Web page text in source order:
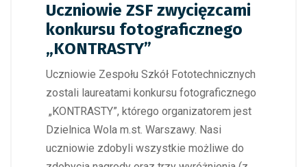
Uczniowie ZSF zwycięzcami
konkursu fotograficznego
„KONTRASTY”
Uczniowie Zespołu Szkół Fototechnicznych
zostali laureatami konkursu fotograficznego
„KONTRASTY”, którego organizatorem jest
Dzielnica Wola m.st. Warszawy. Nasi
uczniowie zdobyli wszystkie możliwe do